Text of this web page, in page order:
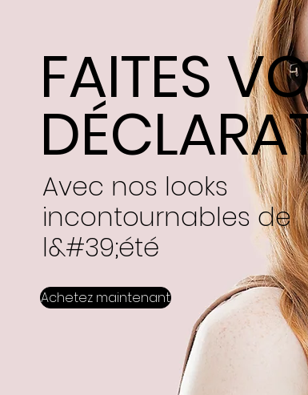
FAITES
Avec nos looks
incontournables de
l&#39;été
Achetez maintenant